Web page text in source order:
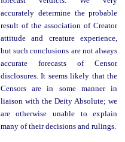
accurately determine the probable
result of the association of Creator
attitude and creature experience,
but such conclusions are not always
accurate forecasts of Censor
disclosures. It seems likely that the
Censors are in some manner in
liaison with the Deity Absolute; we
are otherwise unable to explain
many of their decisions and rulings.